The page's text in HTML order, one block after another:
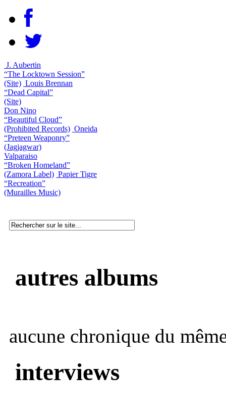
J. Aubertin
“The Locktown Session”
(Site) Louis Brennan
“Dead Capital”
(Site)
Don Nino
“Beautiful Cloud”
(Prohibited Records) Oneida
“Preteen Weaponry”
(Jagjagwar)
Valparaiso
“Broken Homeland”
(Zamora Label) Papier Tigre
“Recreation”
(Murailles Music)
autres albums
aucune chronique du
interviews